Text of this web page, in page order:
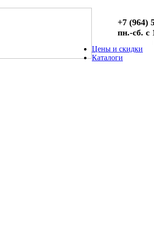
+7 (964)
пн.-сб. с
Цены и скидки
Каталоги